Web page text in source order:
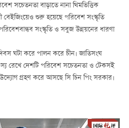
সচেতনতা বাড়াতে নানা থিমভিত্তিক
বেইজিংয়েও শুরু হয়েছে পরিবেশ সংস্কৃতি
সংস্কৃতি ও সবুজ উন্নয়নের ধারণা
ঘটা করে পালন করে চীন। জাতিসংঘ
রেখে দেশটি পরিবেশ সচেতনতা ও টেকসই
গ্রহণ করে আসছে সি চিন পিং সরকার।